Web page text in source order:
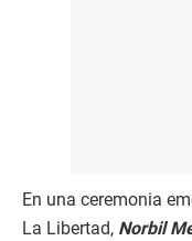
En una ceremonia
La Libertad, Norbil